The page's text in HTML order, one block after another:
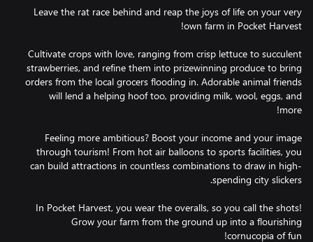
Leave the rat race behind and reap the joys of life on your very
Cultivate crops with love, ranging from crisp lettuce to succulent
strawberries, and refine them into prizewinning produce to bring
orders from the local grocers flooding in. Adorable animal friends
will lend a helping hoof too, providing milk, wool, eggs, and
Feeling more ambitious? Boost your income and your image
through tourism! From hot air balloons to sports facilities, you
can build attractions in countless combinations to draw in high-
In Pocket Harvest, you wear the overalls, so you call the shots!
Grow your farm from the ground up into a flourishing